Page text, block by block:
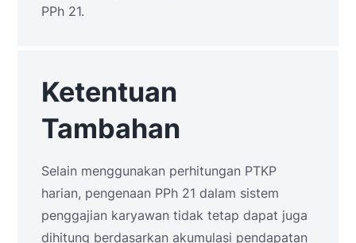
PPh 21.
Ketentuan
Tambahan
Selain menggunakan perhitungan PTKP
harian, pengenaan PPh 21 dalam sistem
penggajian karyawan tidak tetap dapat juga
dihitung berdasarkan akumulasi pendapatan